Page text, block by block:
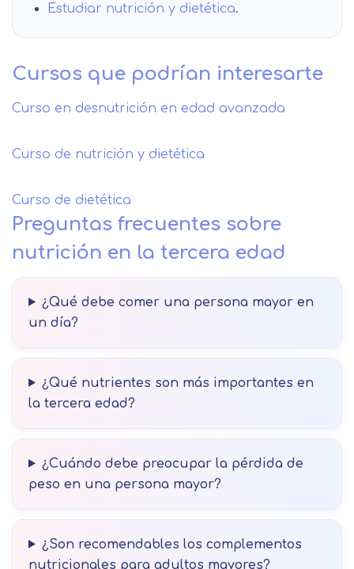
Estudiar nutrición y dietética.
Cursos que podrían interesarte
Curso en desnutrición en edad avanzada
Curso de nutrición y dietética
Curso de dietética
Preguntas frecuentes sobre
nutrición en la tercera edad
¿Qué debe comer una persona mayor en
un día?
¿Qué nutrientes son más importantes en
la tercera edad?
¿Cuándo debe preocupar la pérdida de
peso en una persona mayor?
¿Son recomendables los complementos
nutricionales para adultos mayores?